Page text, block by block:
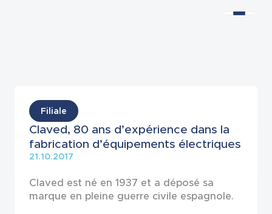
Actualités
Filiale
Claved, 80 ans d’expérience dans la
fabrication d’équipements électriques
21.10.2017
Claved est né en 1937 et a déposé sa
marque en pleine guerre civile espagnole.